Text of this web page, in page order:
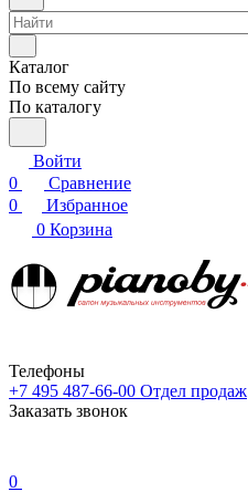
Каталог
По всему сайту
По каталогу
Войти
0
Сравнение
0
Избранное
0 Корзина
Телефоны
+7 495 487-66-00 Отдел продаж
Заказать звонок
0